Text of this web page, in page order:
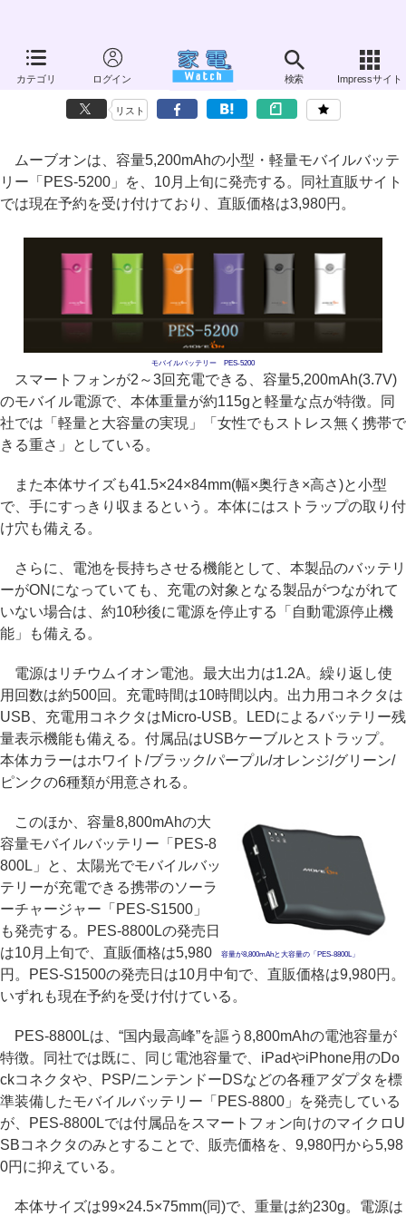
カテゴリ ログイン 検索 Impressサイト
ムーブオン、容量5,200mAhの軽量モバイルバッテリー
～8,800mAhタイプの廉価版、持ち運べるソーラーチャージャーも
リスト
ムーブオンは、容量5,200mAhの小型・軽量モバイルバッテ
リー「PES-5200」を、10月上旬に発売する。同社直販サイト
では現在予約を受け付けており、直販価格は3,980円。
モバイルバッテリー PES-5200
スマートフォンが2～3回充電できる、容量5,200mAh(3.7V)
のモバイル電源で、本体重量が約115gと軽量な点が特徴。同
社では「軽量と大容量の実現」「女性でもストレス無く携帯で
きる重さ」としている。
また本体サイズも41.5×24×84mm(幅×奥行き×高さ)と小型
で、手にすっきり収まるという。本体にはストラップの取り付
け穴も備える。
さらに、電池を長持ちさせる機能として、本製品のバッテリ
ーがONになっていても、充電の対象となる製品がつながれて
いない場合は、約10秒後に電源を停止する「自動電源停止機
能」も備える。
電源はリチウムイオン電池。最大出力は1.2A。繰り返し使
用回数は約500回。充電時間は10時間以内。出力用コネクタは
USB、充電用コネクタはMicro-USB。LEDによるバッテリー残
量表示機能も備える。付属品はUSBケーブルとストラップ。
本体カラーはホワイト/ブラック/パープル/オレンジ/グリーン/
ピンクの6種類が用意される。
容量が8,800mAhと大容量の「PES-8800L」
このほか、容量8,800mAhの大
容量モバイルバッテリー「PES-8
800L」と、太陽光でモバイルバッ
テリーが充電できる携帯のソーラ
ーチャージャー「PES-S1500」
も発売する。PES-8800Lの発売日
は10月上旬で、直販価格は5,980
円。PES-S1500の発売日は10月中旬で、直販価格は9,980円。
いずれも現在予約を受け付けている。
PES-8800Lは、“国内最高峰”を謳う8,800mAhの電池容量が
特徴。同社では既に、同じ電池容量で、iPadやiPhone用のDo
ckコネクタや、PSP/ニンテンドーDSなどの各種アダプタを標
準装備したモバイルバッテリー「PES-8800」を発売している
が、PES-8800Lでは付属品をスマートフォン向けのマイクロU
SBコネクタのみとすることで、販売価格を、9,980円から5,98
0円に抑えている。
本体サイズは99×24.5×75mm(同)で、重量は約230g。電源は